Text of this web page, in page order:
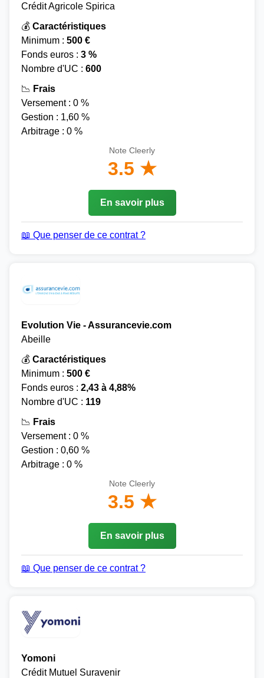
Crédit Agricole Spirica
💰 Caractéristiques
Minimum : 500 €
Fonds euros : 3 %
Nombre d'UC : 600
📉 Frais
Versement : 0 %
Gestion : 1,60 %
Arbitrage : 0 %
Note Cleerly
3.5 ★
En savoir plus
📖 Que penser de ce contrat ?
Evolution Vie - Assurancevie.com
Abeille
💰 Caractéristiques
Minimum : 500 €
Fonds euros : 2,43 à 4,88%
Nombre d'UC : 119
📉 Frais
Versement : 0 %
Gestion : 0,60 %
Arbitrage : 0 %
Note Cleerly
3.5 ★
En savoir plus
📖 Que penser de ce contrat ?
Yomoni
Crédit Mutuel Suravenir